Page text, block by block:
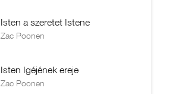
Isten a szeretet Istene
Zac Poonen
Isten Igéjének ereje
Zac Poonen